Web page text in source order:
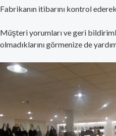
Fabrikanın itibarını kontrol
Müşteri yorumları ve geri
olmadıklarını görmenize de